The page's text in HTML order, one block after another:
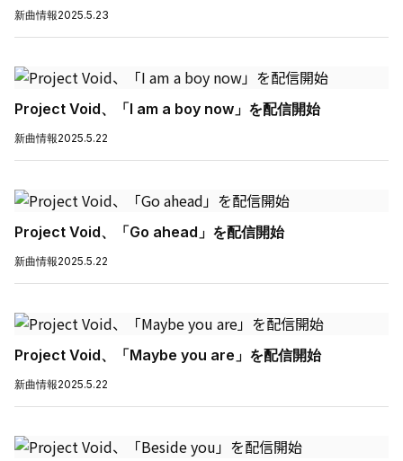
新曲情報2025.5.23
Project Void、「I am a boy now」を配信開始
新曲情報2025.5.22
Project Void、「Go ahead」を配信開始
新曲情報2025.5.22
Project Void、「Maybe you are」を配信開始
新曲情報2025.5.22